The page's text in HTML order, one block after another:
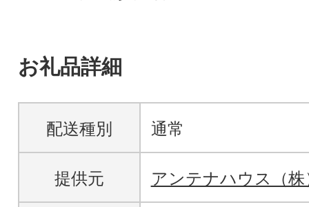
お礼品詳細
配送種別 通常
提供元 アンテナハウス（株